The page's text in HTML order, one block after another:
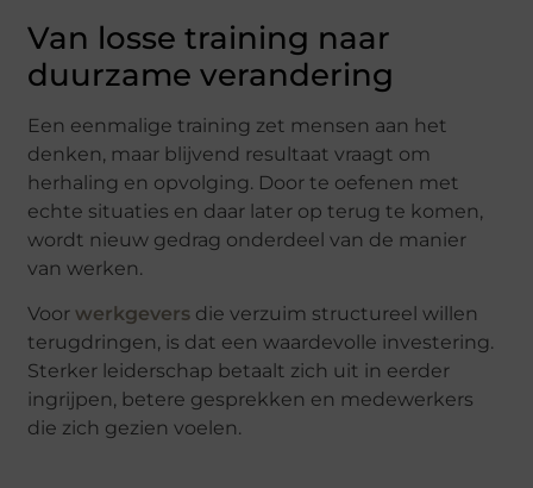
Van losse training naar
duurzame verandering
Een eenmalige training zet mensen aan het
denken, maar blijvend resultaat vraagt om
herhaling en opvolging. Door te oefenen met
echte situaties en daar later op terug te komen,
wordt nieuw gedrag onderdeel van de manier
van werken.
Voor werkgevers die verzuim structureel willen
terugdringen, is dat een waardevolle investering.
Sterker leiderschap betaalt zich uit in eerder
ingrijpen, betere gesprekken en medewerkers
die zich gezien voelen.